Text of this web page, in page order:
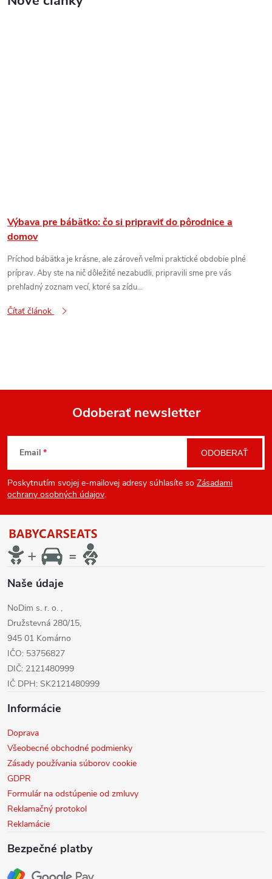
Výbava pre bábätko: čo si pripraviť do pôrodnice a
domov
Príchod bábätka je krásne, ale zároveň veľmi praktické obdobie plné
príprav. Aby ste na nič dôležité nezabudli, pripravili sme pre vás
prehľadný zoznam vecí, ktoré sa zídu...
Čítať článok
Z
á
p
ä
e
Odoberať newsletter
Email
Poskytnutím svojej e-mailovej adresy súhlasíte so Zásadami
ochrany osobných údajov.
ODOBERAŤ
Naše údaje
NoDim s. r. o. ,
Družstevná 280/15,
945 01 Komárno
IČO: 53756827
DIČ: 2121480999
IČ DPH: SK2121480999
Informácie
Doprava
Všeobecné obchodné podmienky
Zásady používania súborov cookie
GDPR
Formulár na odstúpenie od zmluvy
Reklamačný protokol
Reklamácie
Bezpečné platby